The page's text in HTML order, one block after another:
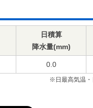
日積算
降水量(mm)
0.0
※日最高気温・